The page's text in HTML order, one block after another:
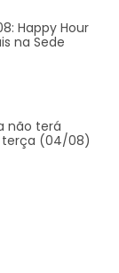
Happy Hour
na Sede
não terá
(04/08)